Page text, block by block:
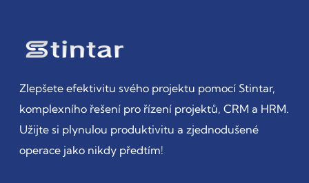
Zlepšete efektivitu svého projektu pomocí Stintar,
komplexního řešení pro řízení projektů, CRM a HRM.
Užijte si plynulou produktivitu a zjednodušené
operace jako nikdy předtím!